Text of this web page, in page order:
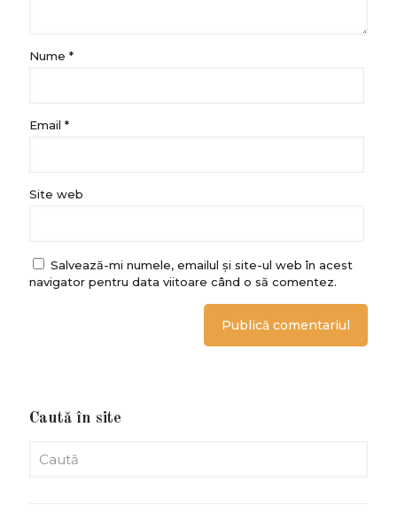
Nume *
Email *
Site web
Salvează-mi numele, emailul și site-ul web în acest
navigator pentru data viitoare când o să comentez.
Caută în site